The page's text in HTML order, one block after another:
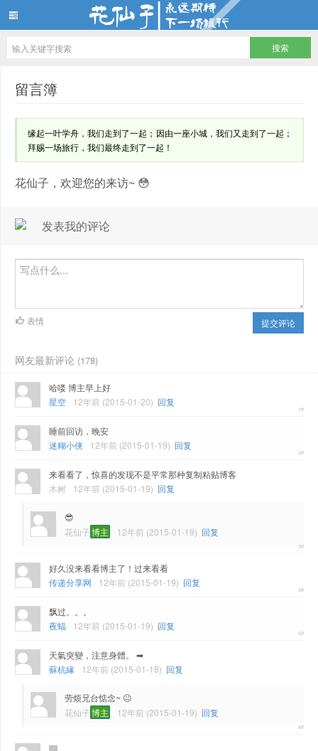
留言簿
缘起一叶学舟，我们走到了一起；因由一座小城，我们又走到了一起；
拜赐一场旅行，我们最终走到了一起！
花仙子，欢迎您的来访~ 😳
发表我的评论
提交评论
表情
网友最新评论 (178)
哈喽 博主早上好
星空
12年前 (2015-01-20) 回复
睡前回访，晚安
迷糊小侠
12年前 (2015-01-19) 回复
来看看了，惊喜的发现不是平常那种复制粘贴博客
木树
12年前 (2015-01-19) 回复
😎
花仙子博主 12年前 (2015-01-19) 回复
好久没来看看博主了！过来看看
传递分享网
12年前 (2015-01-19) 回复
飘过。。。
夜蝠
12年前 (2015-01-19) 回复
天氣突變，注意身體。 ➡
蘇杭緣
12年前 (2015-01-18) 回复
劳烦兄台惦念~ 😐
花仙子博主 12年前 (2015-01-19) 回复